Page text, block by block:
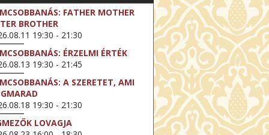
FATHER MOTHER
BROTHER
19:30 - 21:30
ÉRZELMI ÉRTÉK
19:30 - 21:45
A SZERETET, AMI
19:30 - 21:30
LOVAGJA